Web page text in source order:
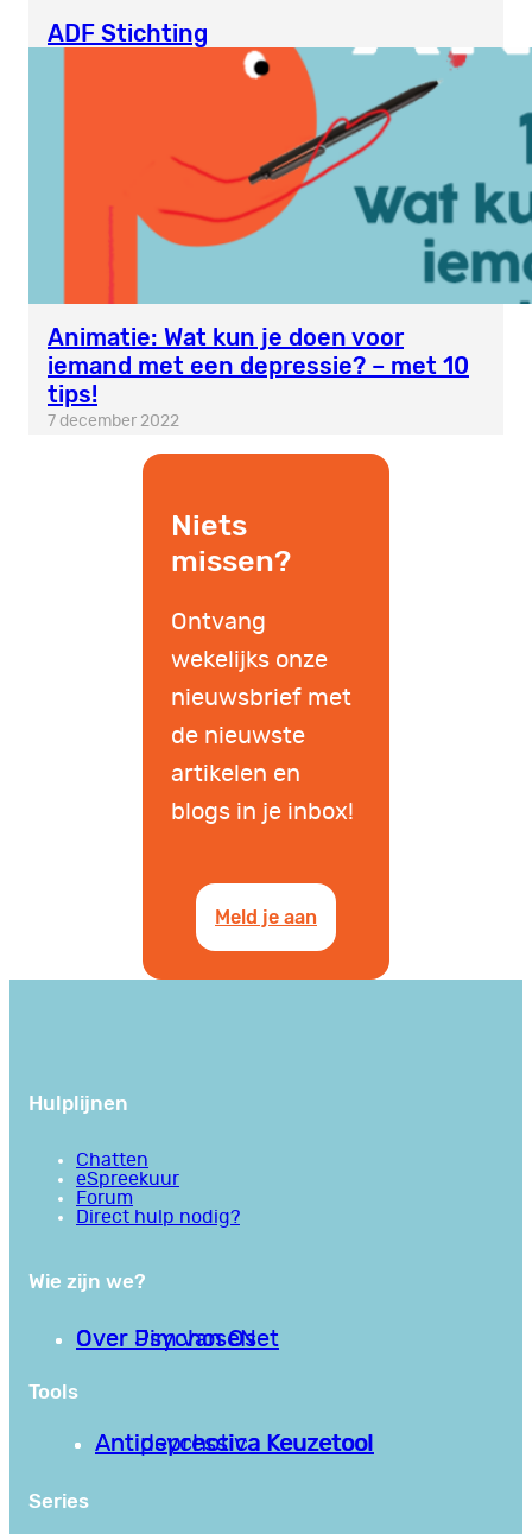
ADF Stichting
Animatie: Wat kun je doen voor
iemand met een depressie? – met 10
tips!
7 december 2022
Niets
missen?
Ontvang
wekelijks onze
nieuwsbrief met
de nieuwste
artikelen en
blogs in je inbox!
Meld je aan
Hulplijnen
Chatten
eSpreekuur
Forum
Direct hulp nodig?
Wie zijn we?
Over PsychoseNet
Over Jim van Os
Tools
Antipsychotica Keuzetool
Antidepressiva Keuzetool
Series